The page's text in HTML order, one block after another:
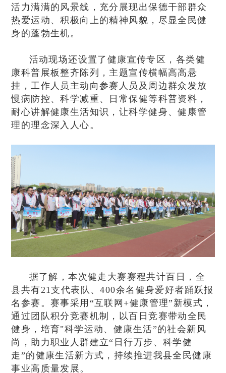
活力满满的风景线，充分展现出保德干部群众
热爱运动、积极向上的精神风貌，尽显全民健
身的蓬勃生机。
活动现场还设置了健康宣传专区，各类健
康科普展板整齐陈列，主题宣传横幅高高悬
挂，工作人员主动向参赛人员及周边群众发放
慢病防控、科学减重、日常保健等科普资料，
耐心讲解健康生活知识，让科学健身、健康管
理的理念深入人心。
据了解，本次健走大赛赛程共计百日，全
县共有21支代表队、400余名健身爱好者踊跃报
名参赛。赛事采用“互联网+健康管理”新模式，
通过团队积分竞赛机制，以百日竞赛带动全民
健身，培育"科学运动、健康生活”的社会新风
尚，助力职业人群建立“日行万步、科学健
走”的健康生活新方式，持续推进我县全民健康
事业高质量发展。